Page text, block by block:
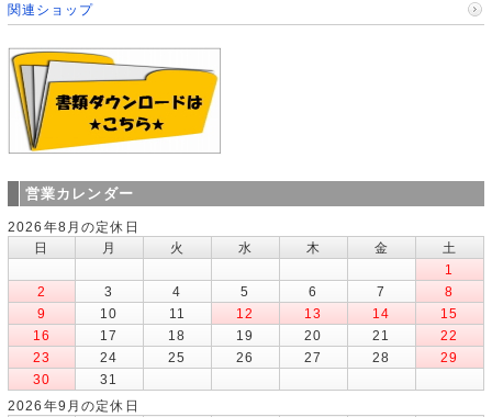
関連ショップ
営業カレンダー
2026年8月の定休日
日
月 火 水 木 金
土
1
2
3 4 5 6 7
8
9
10 11 12 13 14
15
16
17 18 19 20 21
22
23
24 25 26 27 28
29
30
31
2026年9月の定休日